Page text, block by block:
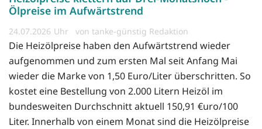
Ölpreise im Aufwärtstrend
24.07.2026 von tanke-günstig Redaktion
Die Heizölpreise haben den Aufwärtstrend wieder
aufgenommen und zum ersten Mal seit Anfang Mai
wieder die Marke von 1,50 Euro/Liter überschritten. So
kostet eine Bestellung von 2.000 Litern Heizöl im
bundesweiten Durchschnitt aktuell 150,91 €uro/100
Liter. Innerhalb von einem Monat sind die Heizölpreise